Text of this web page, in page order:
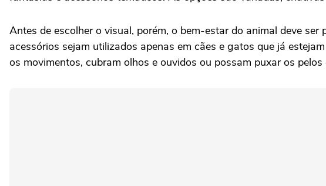
Antes de escolher o visual, porém, o bem-estar do animal deve
acessórios sejam utilizados apenas em cães e gatos que já
os movimentos, cubram olhos e ouvidos ou possam puxar os